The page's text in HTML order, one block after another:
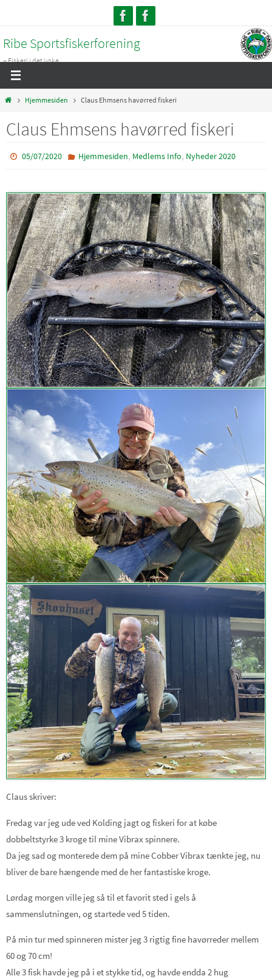
content
Ribe Sportsfiskerforening
– Fiskeri i det jyske...
HomeHjemmesiden Claus Ehmsens havørred fiskeri
Claus Ehmsens havørred fiskeri
05/07/2020 Hjemmesiden, Medlems Info, Nyheder 2020
Claus skriver:
Fredag var jeg ude ved Kolding jagt og fiskeri for at købe
dobbeltstyrke 3 kroge til mine Vibrax spinnere.
Da jeg sad og monterede dem på mine Cobber Vibrax tænkte jeg, nu
bliver de bare hængende med de her fantastiske kroge.
Lørdag morgen ville jeg så til et favorit sted i gels å
sammenslutningen, og startede ved 5 tiden.
På min tur med spinneren mister jeg 3 rigtig fine havørreder mellem
60 og 70 cm!
Alle 3 fisk havde jeg på i et stykke tid, og havde endda 2 hug